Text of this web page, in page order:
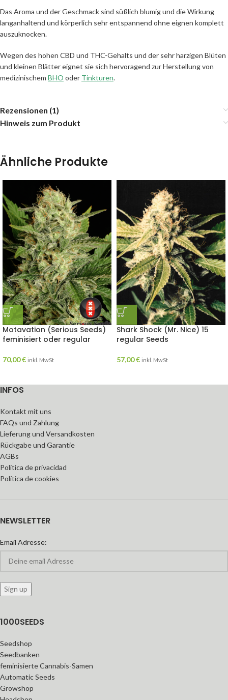
Das Aroma und der Geschmack sind süßlich blumig und die Wirkung
langanhaltend und körperlich sehr entspannend ohne eignen komplett
auszuknocken.
Wegen des hohen CBD und THC-Gehalts und der sehr harzigen Blüten
und kleinen Blätter eignet sie sich hervoragend zur Herstellung von
medizinischem BHO oder Tinkturen.
Rezensionen (1)
Hinweis zum Produkt
Ähnliche Produkte
Motavation (Serious Seeds)
feminisiert oder regular
70,00€ inkl. MwSt
Shark Shock (Mr. Nice) 15
regular Seeds
57,00€ inkl. MwSt
INFOS
Kontakt mit uns
FAQs und Zahlung
Lieferung und Versandkosten
Rückgabe und Garantie
AGBs
Política de privacidad
Política de cookies
NEWSLETTER
Email Adresse:
1000SEEDS
Seedshop
Seedbanken
feminisierte Cannabis-Samen
Automatic Seeds
Growshop